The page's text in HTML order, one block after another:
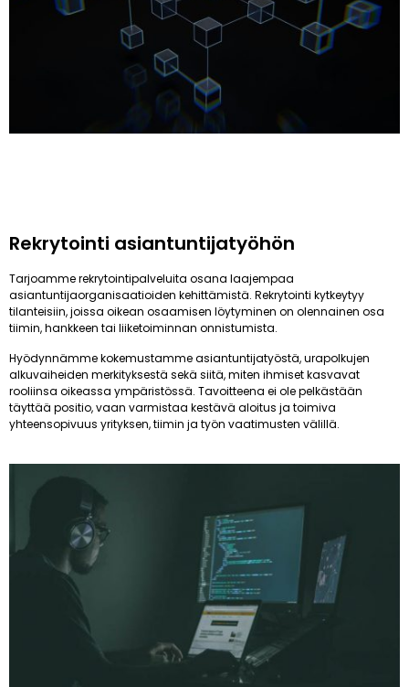
Rekrytointi asiantuntijatyöhön
Tarjoamme rekrytointipalveluita osana laajempaa
asiantuntijaorganisaatioiden kehittämistä. Rekrytointi kytkeytyy
tilanteisiin, joissa oikean osaamisen löytyminen on olennainen osa
tiimin, hankkeen tai liiketoiminnan onnistumista.
Hyödynnämme kokemustamme asiantuntijatyöstä, urapolkujen
alkuvaiheiden merkityksestä sekä siitä, miten ihmiset kasvavat
rooliinsa oikeassa ympäristössä. Tavoitteena ei ole pelkästään
täyttää positio, vaan varmistaa kestävä aloitus ja toimiva
yhteensopivuus yrityksen, tiimin ja työn vaatimusten välillä.